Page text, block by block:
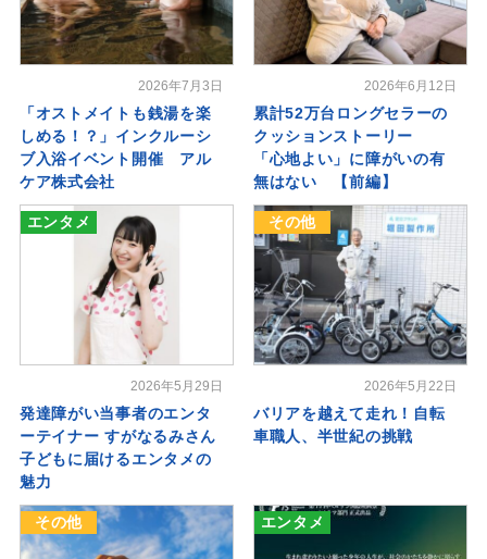
2026年7月3日
「オストメイトも銭湯を楽
しめる！？」インクルーシ
ブ入浴イベント開催 アル
ケア株式会社
2026年6月12日
累計52万台ロングセラーの
クッションストーリー
「心地よい」に障がいの有
無はない 【前編】
エンタメ
2026年5月29日
発達障がい当事者のエンタ
ーテイナー すがなるみさん
子どもに届けるエンタメの
魅力
その他
2026年5月22日
バリアを越えて走れ！自転
車職人、半世紀の挑戦
その他 エンタメ